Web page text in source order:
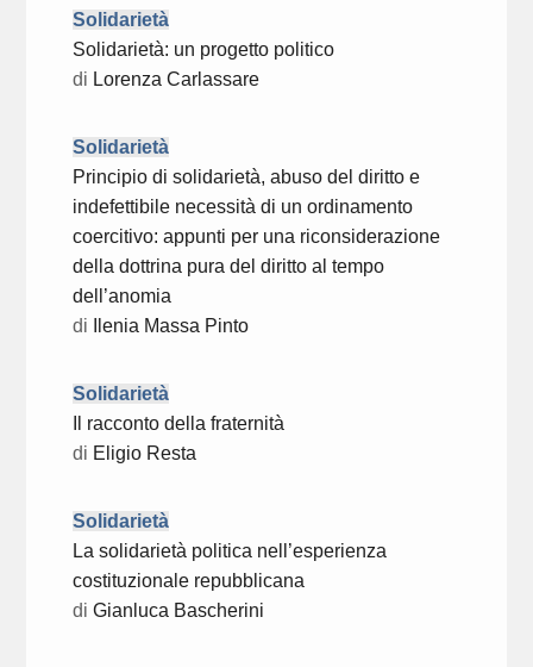
Solidarietà
Solidarietà: un progetto politico
di Lorenza Carlassare
Solidarietà
Principio di solidarietà, abuso del diritto e
indefettibile necessità di un ordinamento
coercitivo: appunti per una riconsiderazione
della dottrina pura del diritto al tempo
dell’anomia
di
Ilenia Massa Pinto
Solidarietà
Il racconto della fraternità
di Eligio Resta
Solidarietà
La solidarietà politica nell’esperienza
costituzionale repubblicana
di Gianluca Bascherini